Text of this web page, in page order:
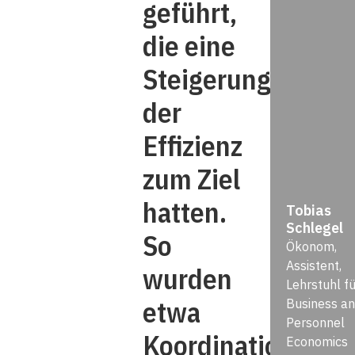
geführt,
die eine
Steigerung
der
Effizienz
zum Ziel
hatten.
So
wurden
etwa
Koordinations-
Tobias
Schlegel
Ökonom,
Assistent,
Lehrstuhl
Business
Personnel
Economics